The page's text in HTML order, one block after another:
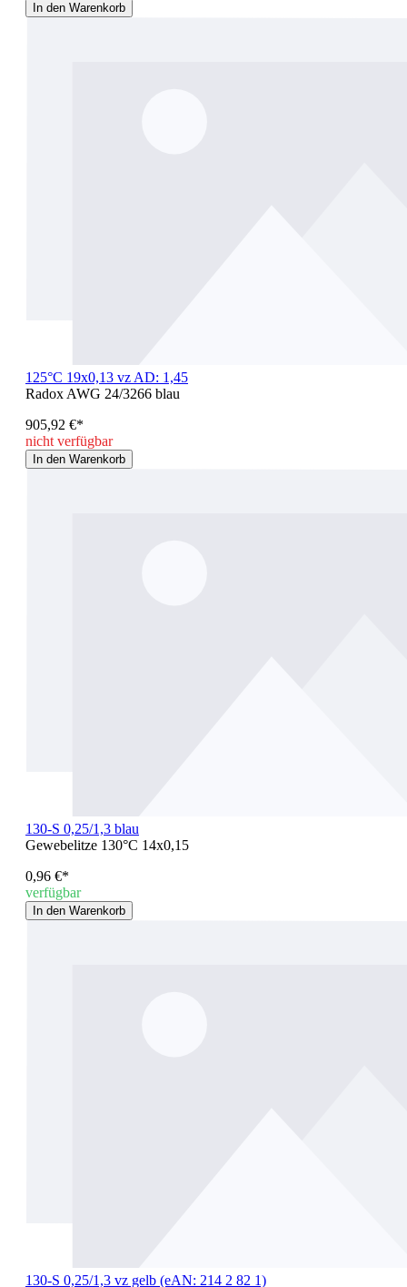
In den Warenkorb
125°C 19x0,13 vz AD: 1,45
Radox AWG 24/3266 blau
905,92 €*
nicht verfügbar
In den Warenkorb
130-S 0,25/1,3 blau
Gewebelitze 130°C 14x0,15
0,96 €*
verfügbar
In den Warenkorb
130-S 0,25/1,3 vz gelb (eAN: 214 2 82 1)